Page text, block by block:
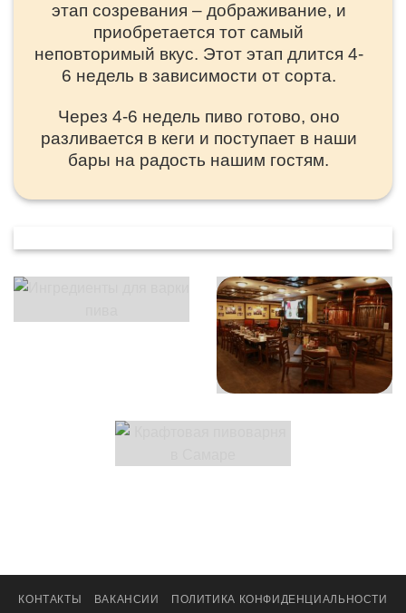
этап созревания – дображивание, и
приобретается тот самый
неповторимый вкус. Этот этап длится 4-
6 недель в зависимости от сорта.
Через 4-6 недель пиво готово, оно
разливается в кеги и поступает в наши
бары на радость нашим гостям.
КОНТАКТЫ ВАКАНСИИ ПОЛИТИКА КОНФИДЕНЦИАЛЬНОСТИ